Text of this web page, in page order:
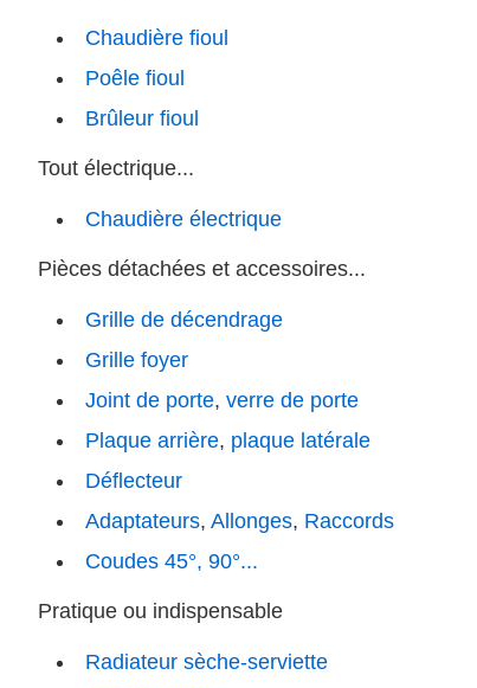
Chaudière fioul
Poêle fioul
Brûleur fioul
Tout électrique...
Chaudière électrique
Pièces détachées et accessoires...
Grille de décendrage
Grille foyer
Joint de porte, verre de porte
Plaque arrière, plaque latérale
Déflecteur
Adaptateurs, Allonges, Raccords
Coudes 45°, 90°...
Pratique ou indispensable
Radiateur sèche-serviette